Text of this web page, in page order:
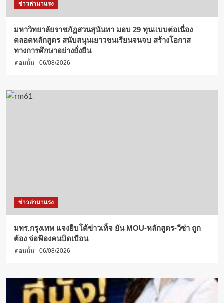
ข่าวล่ามาแรง
มหาวิทยาลัยราชภัฏสวนสุนันทา มอบ 29 ทุนแบบต่อเนื่อง
ตลอดหลักสูตร สนับสนุนเยาวชนเรียนจนจบ สร้างโอกาส
ทางการศึกษาอย่างยั่งยืน
ตอนนั้น 06/08/2026
ข่าวล่ามาแรง
มทร.กรุงเทพ แจงยิบโต้ข่าวเท็จ ยัน MOU-หลักสูตร-วีซ่า ถูก
ต้อง จ่อฟ้องคนบิดเบือน
ตอนนั้น 06/08/2026